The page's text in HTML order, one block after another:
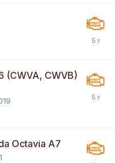
(CWVA, CWVB)
Octavia A7